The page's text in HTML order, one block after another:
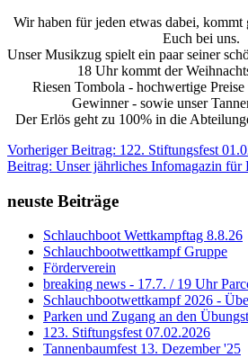
Wir haben für jeden etwas dabei,
Euch bei uns.
Unser Musikzug spielt ein paar seiner
18 Uhr kommt der
Riesen Tombola - hochwertige
Gewinner - sowie unser
Der Erlös geht zu 100% in die
Vorheriger Beitrag: 122. Stiftungsfest
Beitrag: Unser jährliches Infomagazin für
neuste Beiträge
Schlauchboot Wettkampftag 8.8.26
Schlauchbootwettkampf Gruppe
Förderverein
breaking news - 17.7. / 19 Uhr
Schlauchbootwettkampf 2026 -
Parken und Zugang an den
123. Stiftungsfest 07.02.2026
Tannenbaumfest 13. Dezember '25